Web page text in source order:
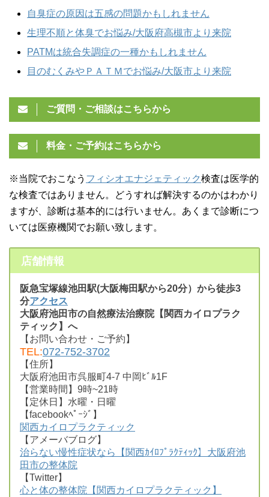
自臭症の原因は五感の問題かもしれません
生理不順と体臭でお悩み/大阪府高槻市より来院
PATMは統合失調症の一種かもしれません
目のむくみやＰＡＴＭでお悩み/大阪市より来院
ご質問・ご相談はこちらから
料金・ご予約はこちらから
※当院でおこなう フィシオエナジェティック検査は医学的
な検査ではありません。どうすれば解決するのかはわかり
ますが、診断は基本的には行いません。あくまで診断につ
いては医療機関でお願い致します。
店舗情報
阪急宝塚線池田駅(大阪梅田駅から20分）から徒歩3
分アクセス
大阪府池田市の自然療法治療院【関西カイロプラク
ティック】へ
【お問い合わせ・ご予約】
TEL:072-752-3702
【住所】
大阪府池田市呉服町4-7 中岡ﾋﾞﾙ1F
【営業時間】9時~21時
【定休日】水曜・日曜
【facebookﾍﾟｰｼﾞ】
関西カイロプラクティック
【アメーバブログ】
治らない慢性症状なら【関西ｶｲﾛﾌﾟﾗｸﾃｨｯｸ】大阪府池
田市の整体院
【Twitter】
心と体の整体院【関西カイロプラクティック】